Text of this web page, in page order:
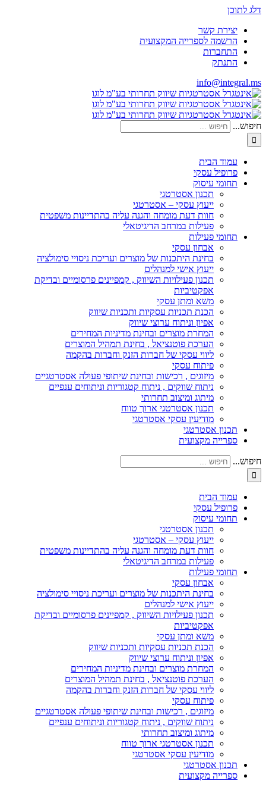
דלג לתוכן
יצירת קשר
הרשמה לספרייה המקצועית
התחברות
התנתק
info@integral.ms
חיפוש...
עמוד הבית
פרופיל עסקי
תחומי עיסוק
תכנון אסטרטגי
ייעוץ עסקי – אסטרטגי
חוות דעת מומחה והגנה עליה בהתדיינות משפטית
פעילות במרחב הדיגיטאלי
תחומי פעילות
אבחון עסקי
בחינת היתכנות של מוצרים ועריכת ניסויי סימולציה
ייעוץ אישי למנהלים
תכנון פעילויות השיווק , קמפיינים פרסומיים ובדיקת
אפקטיביות
משא ומתן עסקי
הכנת תכניות עסקיות ותכניות שיווק
אפיון וניתוח ערוצי שיווק
המחרת מוצרים ובחינת מדיניות המחירים
הערכת פוטנציאל , בחינת תמהיל המוצרים
ליווי עסקי של חברות הזנק וחברות בהקמה
פיתוח עסקי
מיזוגים , רכישות ובחינת שיתופי פעולה אסטרטגיים
ניתוח שווקים , ניתוח קטגוריות וניתוחים ענפיים
מיתוג ומיצוב תחרותי
תכנון אסטרטגי ארוך טווח
מודיעין עסקי אסטרטגי
תכנון אסטרטגי
ספרייה מקצועית
חיפוש...
עמוד הבית
פרופיל עסקי
תחומי עיסוק
תכנון אסטרטגי
ייעוץ עסקי – אסטרטגי
חוות דעת מומחה והגנה עליה בהתדיינות משפטית
פעילות במרחב הדיגיטאלי
תחומי פעילות
אבחון עסקי
בחינת היתכנות של מוצרים ועריכת ניסויי סימולציה
ייעוץ אישי למנהלים
תכנון פעילויות השיווק , קמפיינים פרסומיים ובדיקת
אפקטיביות
משא ומתן עסקי
הכנת תכניות עסקיות ותכניות שיווק
אפיון וניתוח ערוצי שיווק
המחרת מוצרים ובחינת מדיניות המחירים
הערכת פוטנציאל , בחינת תמהיל המוצרים
ליווי עסקי של חברות הזנק וחברות בהקמה
פיתוח עסקי
מיזוגים , רכישות ובחינת שיתופי פעולה אסטרטגיים
ניתוח שווקים , ניתוח קטגוריות וניתוחים ענפיים
מיתוג ומיצוב תחרותי
תכנון אסטרטגי ארוך טווח
מודיעין עסקי אסטרטגי
תכנון אסטרטגי
ספרייה מקצועית